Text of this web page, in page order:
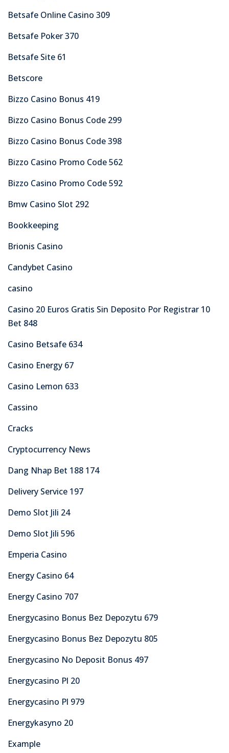
Betsafe Online Casino 309
Betsafe Poker 370
Betsafe Site 61
Betscore
Bizzo Casino Bonus 419
Bizzo Casino Bonus Code 299
Bizzo Casino Bonus Code 398
Bizzo Casino Promo Code 562
Bizzo Casino Promo Code 592
Bmw Casino Slot 292
Bookkeeping
Brionis Casino
Candybet Casino
casino
Casino 20 Euros Gratis Sin Deposito Por Registrar 10
Bet 848
Casino Betsafe 634
Casino Energy 67
Casino Lemon 633
Cassino
Cracks
Cryptocurrency News
Dang Nhap Bet 188 174
Delivery Service 197
Demo Slot Jili 24
Demo Slot Jili 596
Emperia Casino
Energy Casino 64
Energy Casino 707
Energycasino Bonus Bez Depozytu 679
Energycasino Bonus Bez Depozytu 805
Energycasino No Deposit Bonus 497
Energycasino Pl 20
Energycasino Pl 979
Energykasyno 20
Example